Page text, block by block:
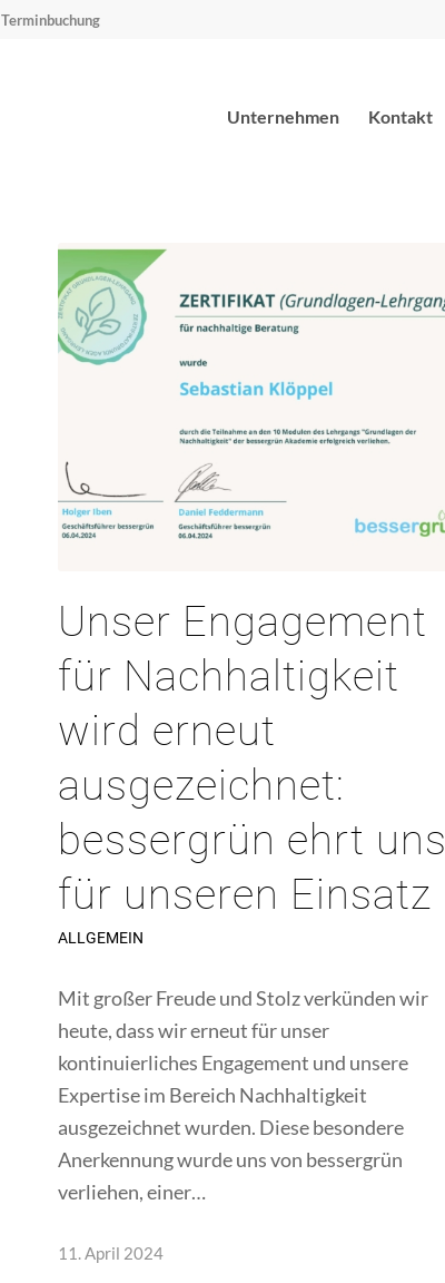
Terminbuchung
Unternehmen Kontakt
Unser Engagement
für Nachhaltigkeit
wird erneut
ausgezeichnet:
bessergrün ehrt uns
für unseren Einsatz
ALLGEMEIN
Mit großer Freude und Stolz verkünden wir
heute, dass wir erneut für unser
kontinuierliches Engagement und unsere
Expertise im Bereich Nachhaltigkeit
ausgezeichnet wurden. Diese besondere
Anerkennung wurde uns von bessergrün
verliehen, einer…
11. April 2024